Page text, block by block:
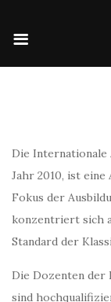
Die Internationale
Jahr 2010, ist
Fokus der
konzentriert sich
Standard der
Die Dozenten der
sind